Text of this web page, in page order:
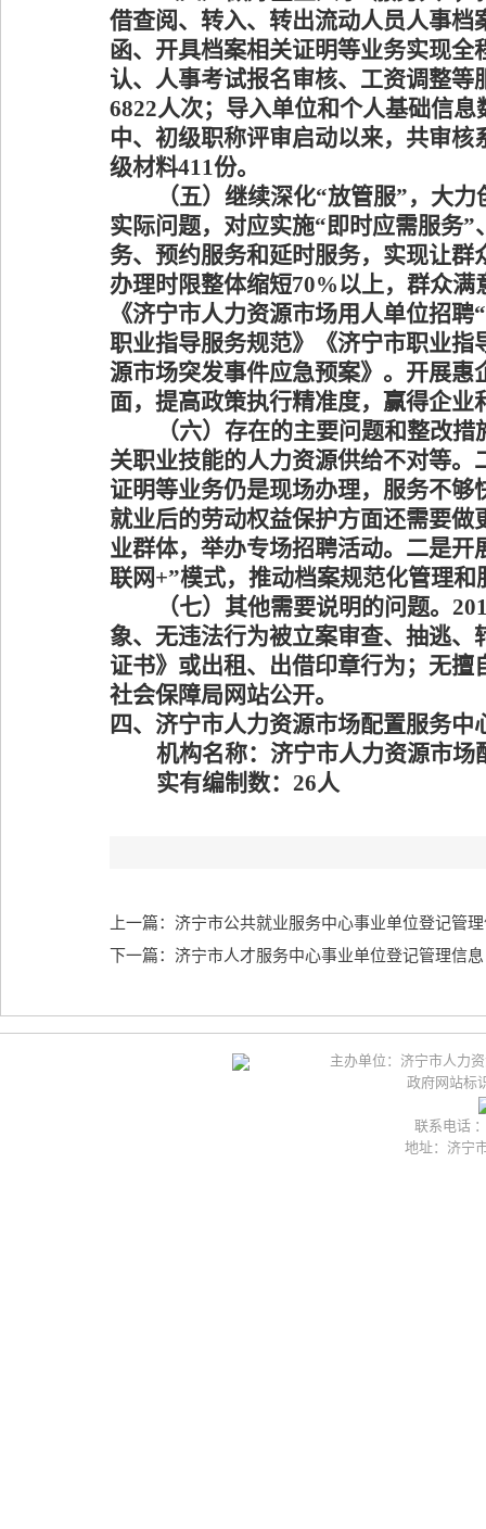
借查阅、转入、转出流动人员人事
函、开具档案相关证明等业务实现
认、人事考试报名审核、工资调整
6822人次；导入单位和个人基础信
中、初级职称评审启动以来，共审
级材料411份。
（五） 继续深化“放管服”，大力
实际问题，对应实施“即时应需服务”
务、预约服务和延时服务，实现让
办理时限整体缩短70%以上，群众满
《济宁市人力资源市场用人单位招聘“
职业指导服务规范》《济宁市职业
源市场突发事件应急预案》。开展
面，提高政策执行精准度，赢得企业
（六） 存在的主要问题和整改措
关职业技能的人力资源供给不对等
证明等业务仍是现场办理，服务不
就业后的劳动权益保护方面还需要
业群体，举办专场招聘活动。二是
联网+”模式，推动档案规范化管理和
（七） 其他需要说明的问题。
象、无违法行为被立案审查、抽逃
证书》或出租、出借印章行为；无
社会保障局网站公开。
四、济宁市人力资源市场配置服务中
机构名称： 济宁市人力资源市场
实有编制数： 26人
上一篇：济宁市公共就业服务中心事业单位登记管
下一篇：济宁市人才服务中心事业单位登记管理信息
主办单位：济宁市人力
政府网站标
联系电话
地址：济宁